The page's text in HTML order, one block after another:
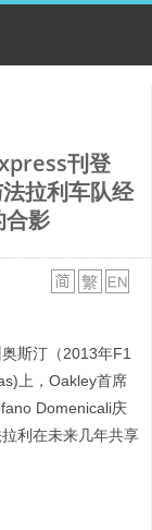
刊登
拉利车队经
影
斯汀（2013年F1
上，Oakley首席
Domenicali庆
利在未来几年共享